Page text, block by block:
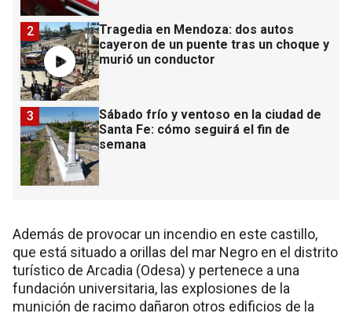
Tragedia en Mendoza: dos autos
cayeron de un puente tras un choque y
murió un conductor
2
Sábado frío y ventoso en la ciudad de
Santa Fe: cómo seguirá el fin de
semana
3
Además de provocar un incendio en este castillo,
que está situado a orillas del mar Negro en el distrito
turístico de Arcadia (Odesa) y pertenece a una
fundación universitaria, las explosiones de la
munición de racimo dañaron otros edificios de la